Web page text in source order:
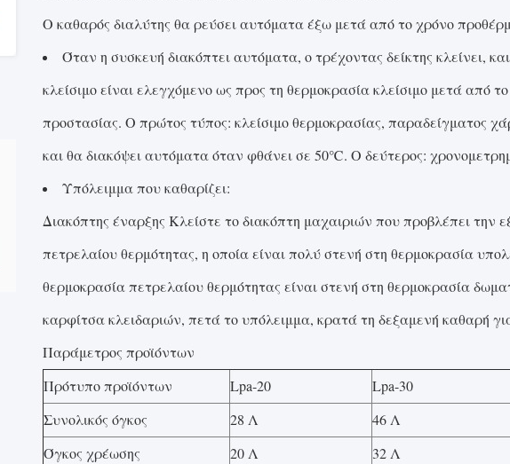
Ο καθαρός διαλύτης θα ρεύσει αυτόματα έξω μετά από το χρόνο
Όταν η συσκευή διακόπτει αυτόματα, ο τρέχοντας δείκτης κλείνει,
κλείσιμο είναι ελεγχόμενο ως προς τη θερμοκρασία κλείσιμο μετά από
προστασίας. Ο πρώτος τύπος: κλείσιμο θερμοκρασίας, παραδείγματος
και θα διακόψει αυτόματα όταν φθάνει σε 50℃. Ο δεύτερος:
Υπόλειμμα που καθαρίζει:
Διακόπτης έναρξης Κλείστε το διακόπτη μαχαιριών που προβλέπει την
πετρελαίου θερμότητας, η οποία είναι πολύ στενή στη θερμοκρασία
θερμοκρασία πετρελαίου θερμότητας είναι στενή στη θερμοκρασία
καρφίτσα κλειδαριών, πετά το υπόλειμμα, κρατά τη δεξαμενή καθαρή
Παράμετρος προϊόντων
Πρότυπο προϊόντων
Lpa-20 Lpa-30
Συνολικός όγκος
28 Λ 46 Λ
Όγκος χρέωσης
20 Λ 32 Λ